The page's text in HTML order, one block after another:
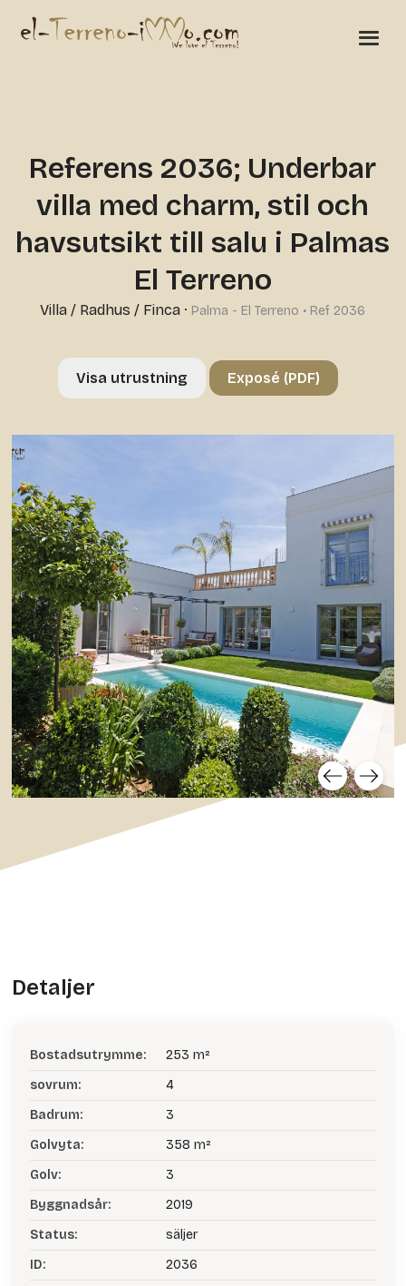
Referens 2036; Underbar
villa med charm, stil och
havsutsikt till salu i Palmas
El Terreno
Villa / Radhus / Finca · Palma - El Terreno • Ref 2036
Visa utrustning Exposé (PDF)
Detaljer
Bostadsutrymme:
253 m²
sovrum:
4
Badrum:
3
Golvyta:
358 m²
Golv:
3
Byggnadsår:
2019
Status:
säljer
ID:
2036